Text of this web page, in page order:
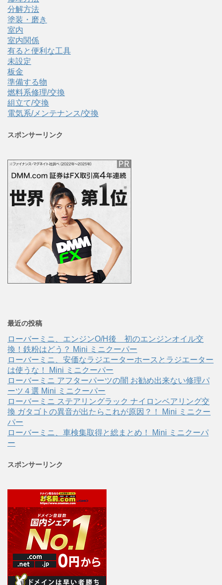
分解方法
塗装・磨き
室内
室内関係
有ると便利な工具
未設定
板金
準備する物
燃料系修理/交換
組立て/交換
電気系/メンテナンス/交換
スポンサーリンク
最近の投稿
ローバーミニ、エンジンO/H後 初のエンジンオイル交
換！鉄粉はどう？ Mini ミニクーパー
ローバーミニ、安価なラジエーターホースとラジエーター
は使うな！ Mini ミニクーパー
ローバーミニ アフターパーツの闇 お勧め出来ない修理パ
ーツ４選 Mini ミニクーパー
ローバーミニ ステアリングラック ナイロンベアリング交
換 ガタゴトの異音が出たらこれが原因？！ Mini ミニクー
パー
ローバーミニ、車検集取得と総まとめ！ Mini ミニクーパ
ー
スポンサーリンク